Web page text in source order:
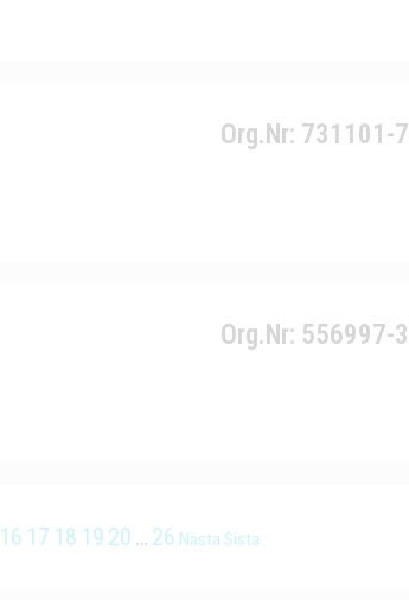
Org.Nr: 731101-
Org.Nr: 556997-
16 17 18 19 20 … 26 Nästa Sista